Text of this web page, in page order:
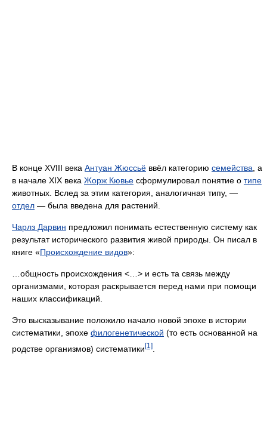
В конце XVIII века Антуан Жюссьё ввёл категорию семейства, а
в начале XIX века Жорж Кювье сформулировал понятие о типе
животных. Вслед за этим категория, аналогичная типу, —
отдел — была введена для растений.
Чарлз Дарвин предложил понимать естественную систему как
результат исторического развития живой природы. Он писал в
книге «Происхождение видов»:
…общность происхождения <…> и есть та связь между
организмами, которая раскрывается перед нами при помощи
наших классификаций.
Это высказывание положило начало новой эпохе в истории
систематики, эпохе филогенетической (то есть основанной на
родстве организмов) систематики [1]